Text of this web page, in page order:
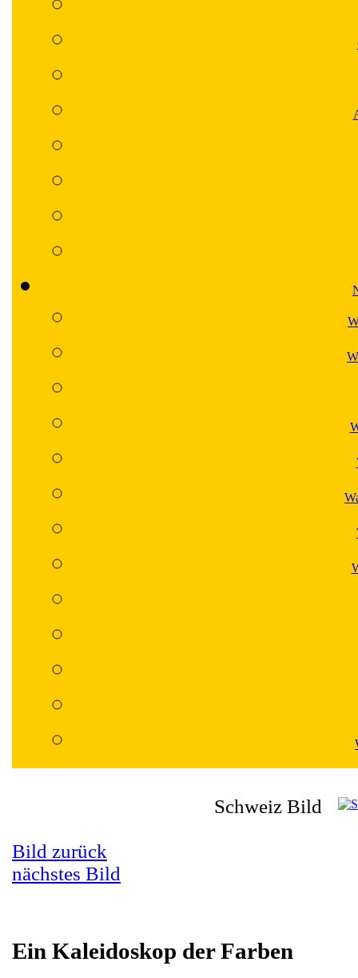
Schweiz Bild
Bild zurück
nächstes Bild
Ein Kaleidoskop der Farben